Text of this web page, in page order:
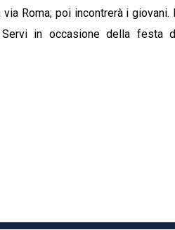
via Roma; poi incontrerà i
in occasione della festa